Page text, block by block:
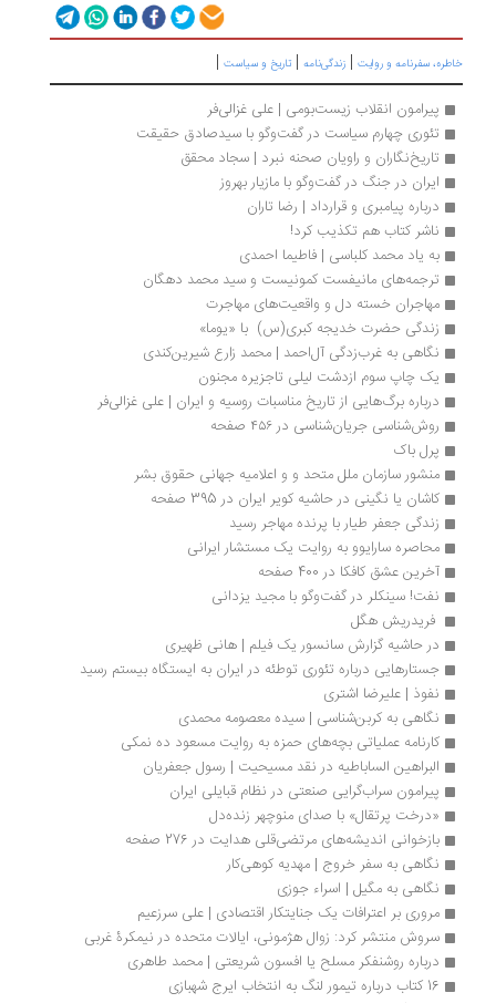
سفرنامه‌ و روایت|زندگی‌نامه |تاریخ و سیاست |
پیرامون انقلاب زیست‌بومی | علی غزالی‌فر
تئوری چهارم سیاست در گفت‌وگو با سیدصادق حقیقت
تاریخ‌نگاران و راویان صحنه نبرد | سجاد محقق
ایران در جنگ در گفت‌وگو با مازیار بهروز
درباره پیامبری و قرارداد | رضا تاران
ناشر کتاب هم تکذیب کرد!
به یاد محمد کلباسی | فاطیما احمدی
ترجمه‌های مانیفست کمونیست و سید محمد دهگان
مهاجران خسته دل و واقعیت‌های مهاجرت
زندگی حضرت خدیجه کبری(س)  با «یوما»
نگاهی به غرب‌زدگی آل‌احمد | محمد زارع شیرین‌کندی
یک چاپ سوم ازدشت لیلی تاجزیره مجنون
درباره برگ‌هایی از تاریخ مناسبات روسیه و ایران | علی غزالی‌فر
روش‌شناسی جریان‌شناسی در ۴۵۶ صفحه
پرل باک
منشور سازمان ملل متحد و و اعلامیه جهانی حقوق بشر
کاشان یا نگینی در حاشیه کویر ایران در 395 صفحه
زندگی جعفر طیار با پرنده مهاجر رسید
محاصره سارایوو به روایت یک مستشار ایرانی
آخرین عشق کافکا در 400 صفحه
نفت! سینکلر در گفت‌وگو با مجید یزدانی
فریدریش هگل
در حاشیه گزارش سانسور یک فیلم | هانی ظهیری
جستارهایی درباره تئوری توطئه در ایران به ایستگاه بیستم رسید
نفوذ | علیرضا اشتری
نگاهی به کربن‌شناسی | سیده معصومه محمدی
کارنامه عملیاتی بچه‌های حمزه به روایت مسعود ده نمکی
البراهین الساباطیه در نقد مسیحیت | رسول جعفریان
پیرامون سراب‌گرایی صنعتی در نظام قبایلی ایران
«درخت پرتقال» با صدای منوچهر زنده‌دل
بازخوانی اندیشه‌های مرتضی‌قلی هدایت در 276 صفحه
نگاهی به سفر خروج | مهدیه کوهی‌کار
نگاهی به مگیل | اسراء جوزی
مروری بر اعترافات یک جنایتکار اقتصادی | علی سرزعیم
سروش منتشر کرد: زوال هژمونی، ایالات متحده در نیمکرۀ غربی
درباره روشنفکر مسلح یا افسون شریعتی | محمد طاهری